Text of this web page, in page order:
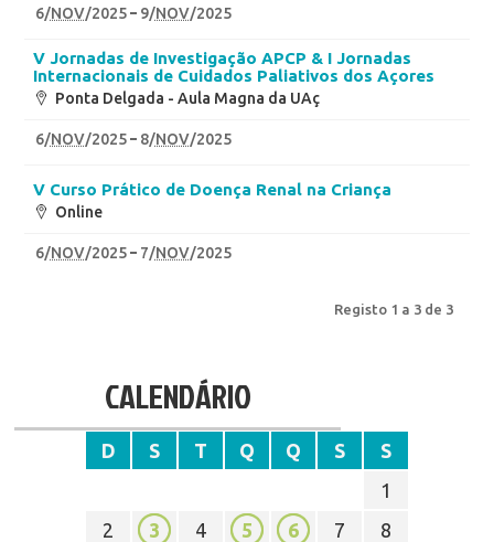
6/NOV/2025 9/NOV/2025
V Jornadas de Investigação APCP & I Jornadas
Internacionais de Cuidados Paliativos dos Açores
Ponta Delgada - Aula Magna da UAç
6/NOV/2025 8/NOV/2025
V Curso Prático de Doença Renal na Criança
Online
6/NOV/2025 7/NOV/2025
Registo 1 a 3 de 3
CALENDÁRIO
D S T Q Q S
S
1
2
3 4 5 6 7
8